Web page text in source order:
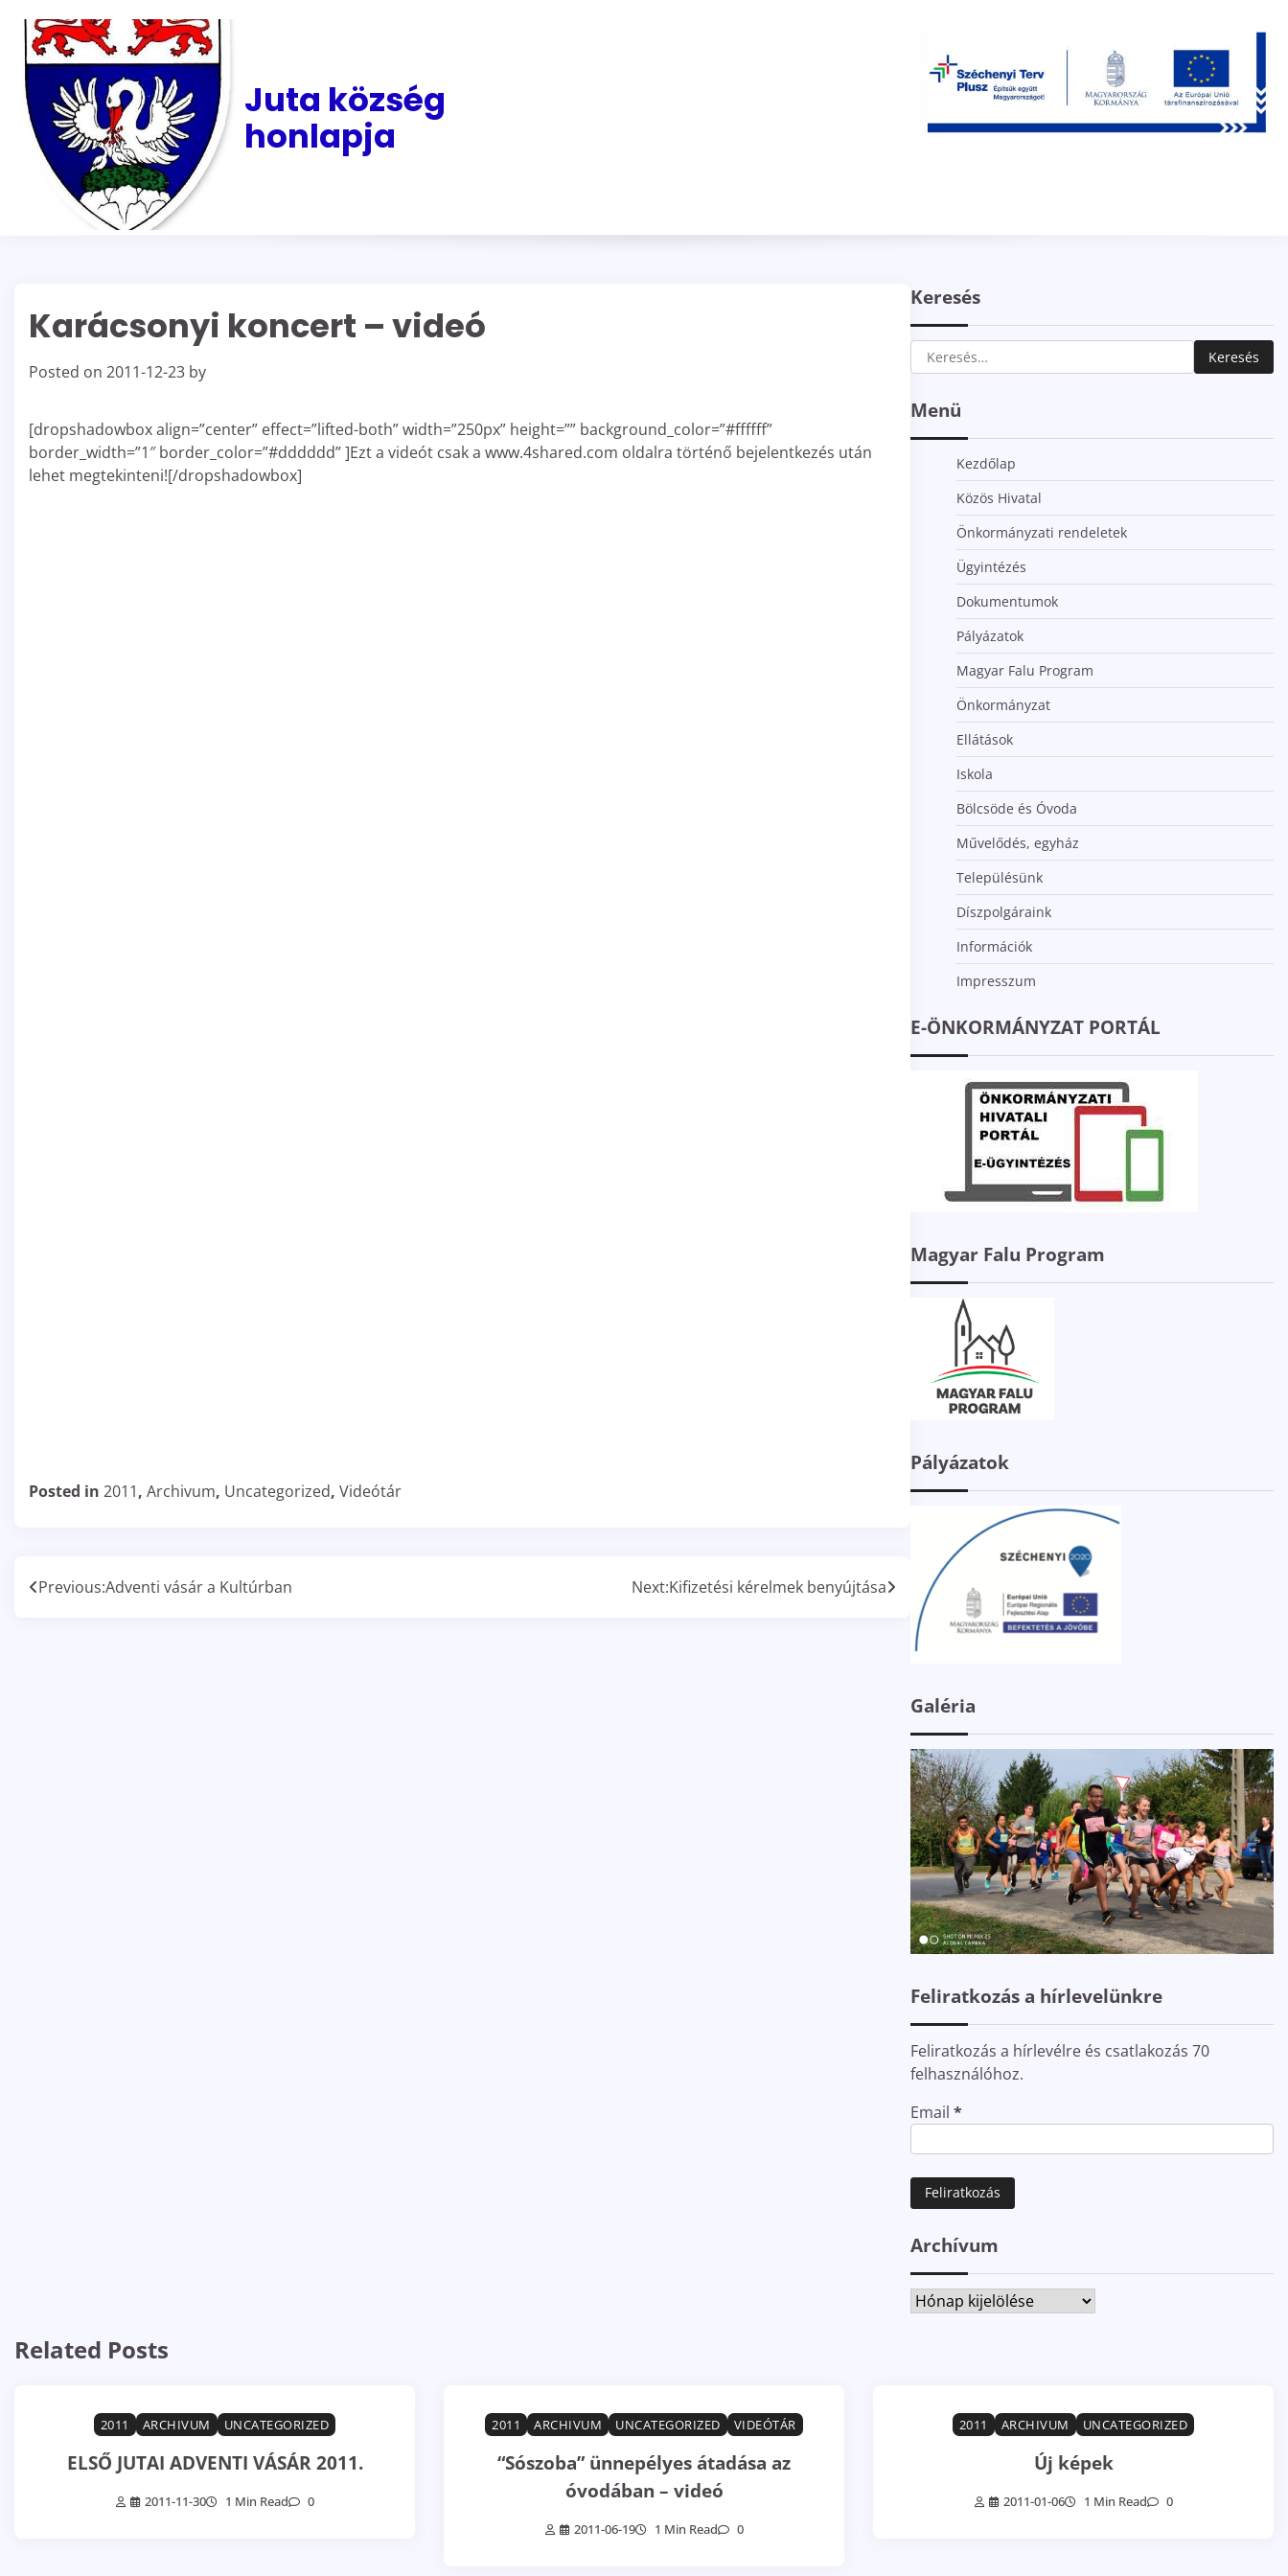
content
Juta község
honlapja
Karácsonyi koncert – videó
Posted on 2011-12-23 by
[dropshadowbox align=”center” effect=”lifted-both” width=”250px” height=”” background_color=”#ffffff”
border_width=”1″ border_color=”#dddddd” ]Ezt a videót csak a www.4shared.com oldalra történő bejelentkezés után
lehet megtekinteni![/dropshadowbox]
Posted in 2011, Archivum, Uncategorized, Videótár
Bejegyzés
Previous:Adventi vásár a Kultúrban Next:Kifizetési kérelmek benyújtása
Keresés
Keresés:
Menü
Kezdőlap
Közös Hivatal
Önkormányzati rendeletek
Ügyintézés
Dokumentumok
Pályázatok
Magyar Falu Program
Önkormányzat
Ellátások
Iskola
Bölcsöde és Óvoda
Művelődés, egyház
Településünk
Díszpolgáraink
Információk
Impresszum
E-ÖNKORMÁNYZAT PORTÁL
Magyar Falu Program
Pályázatok
Galéria
Feliratkozás a hírlevelünkre
Feliratkozás a hírlevélre és csatlakozás 70
felhasználóhoz.
Email *
Archívum
Archívum
Related Posts
2011 ARCHIVUM UNCATEGORIZED
ELSŐ JUTAI ADVENTI VÁSÁR 2011.
2011-11-30 1 Min Read 0
2011 ARCHIVUM UNCATEGORIZED VIDEÓTÁR
“Sószoba” ünnepélyes átadása az
óvodában – videó
2011-06-19 1 Min Read 0
2011 ARCHIVUM UNCATEGORIZED
Új képek
2011-01-06 1 Min Read 0